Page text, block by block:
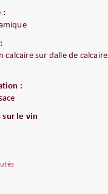
:
calcaire sur dalle de calcaire
:
sur le vin